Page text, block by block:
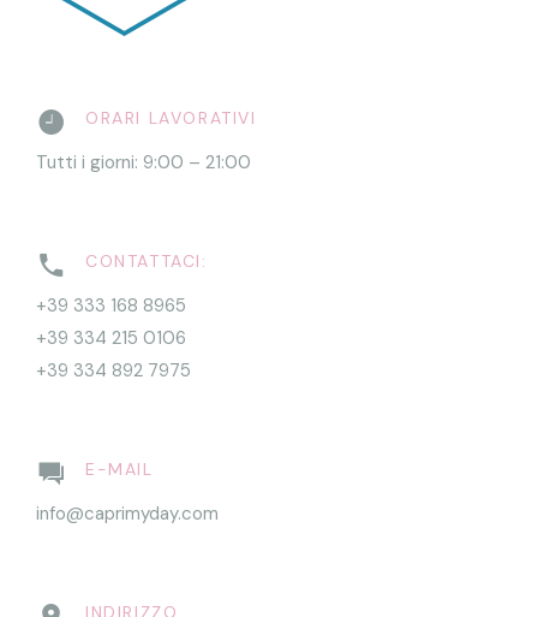
ORARI LAVORATIVI
Tutti i giorni: 9:00 – 21:00
CONTATTACI:
+39 333 168 8965
+39 334 215 0106
+39 334 892 7975
E-MAIL
info@caprimyday.com
INDIRIZZO